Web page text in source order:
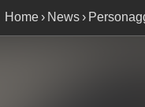
Home News
non ho paura della